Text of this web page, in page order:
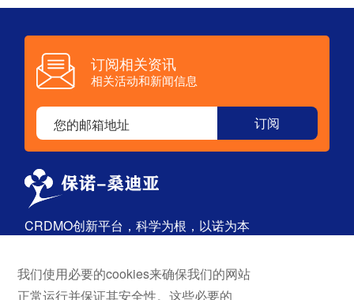
订阅相关资讯
相关活动和新闻信息
CRDMO创新平台，科学为根，以诺为本
首页 探索
我们使用必要的cookies来确保我们的网站
正常运行并保证其安全性。这些必要的